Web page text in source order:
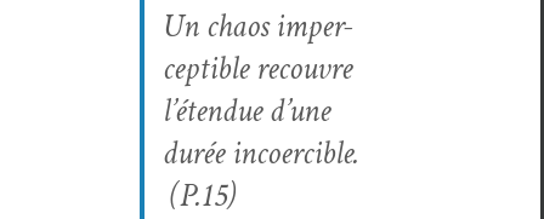
Un chaos imper­
cep­ti­ble recou­vre
l’étendue d’une
durée inco­ercible.
(P.15)